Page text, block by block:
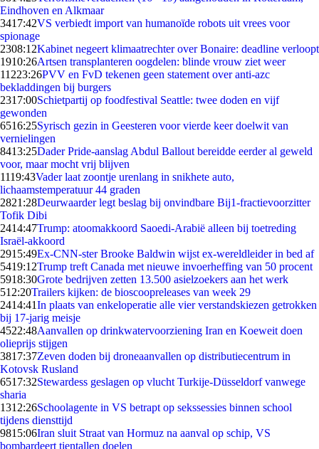
Eindhoven en Alkmaar
3417:42VS verbiedt import van humanoïde robots uit vrees voor
spionage
2308:12Kabinet negeert klimaatrechter over Bonaire: deadline verloopt
1910:26Artsen transplanteren oogdelen: blinde vrouw ziet weer
11223:26PVV en FvD tekenen geen statement over anti-azc
bekladdingen bij burgers
2317:00Schietpartij op foodfestival Seattle: twee doden en vijf
gewonden
6516:25Syrisch gezin in Geesteren voor vierde keer doelwit van
vernielingen
8413:25Dader Pride-aanslag Abdul Ballout bereidde eerder al geweld
voor, maar mocht vrij blijven
1119:43Vader laat zoontje urenlang in snikhete auto,
lichaamstemperatuur 44 graden
2821:28Deurwaarder legt beslag bij onvindbare Bij1-fractievoorzitter
Tofik Dibi
2414:47Trump: atoomakkoord Saoedi-Arabië alleen bij toetreding
Israël-akkoord
2915:49Ex-CNN-ster Brooke Baldwin wijst ex-wereldleider in bed af
5419:12Trump treft Canada met nieuwe invoerheffing van 50 procent
5918:30Grote bedrijven zetten 13.500 asielzoekers aan het werk
512:20Trailers kijken: de bioscoopreleases van week 29
2414:41In plaats van enkeloperatie alle vier verstandskiezen getrokken
bij 17-jarig meisje
4522:48Aanvallen op drinkwatervoorziening Iran en Koeweit doen
olieprijs stijgen
3817:37Zeven doden bij droneaanvallen op distributiecentrum in
Kotovsk Rusland
6517:32Stewardess geslagen op vlucht Turkije-Düsseldorf vanwege
sharia
1312:26Schoolagente in VS betrapt op sekssessies binnen school
tijdens diensttijd
9815:06Iran sluit Straat van Hormuz na aanval op schip, VS
bombardeert tientallen doelen